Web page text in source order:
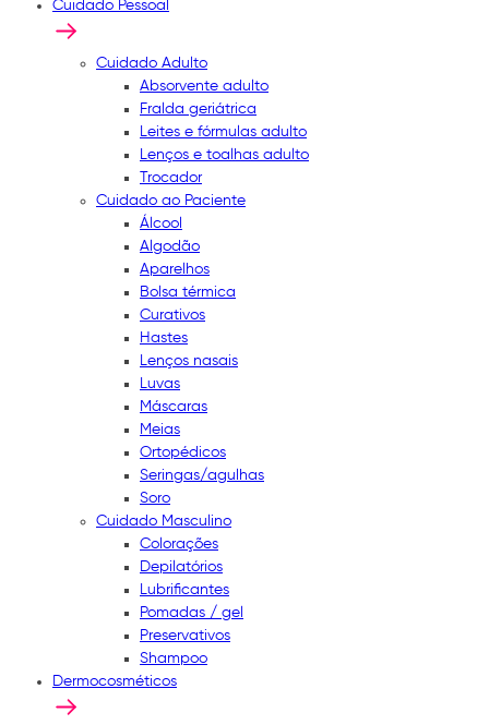
Cuidado Pessoal
Cuidado Adulto
Absorvente adulto
Fralda geriátrica
Leites e fórmulas adulto
Lenços e toalhas adulto
Trocador
Cuidado ao Paciente
Álcool
Algodão
Aparelhos
Bolsa térmica
Curativos
Hastes
Lenços nasais
Luvas
Máscaras
Meias
Ortopédicos
Seringas/agulhas
Soro
Cuidado Masculino
Colorações
Depilatórios
Lubrificantes
Pomadas / gel
Preservativos
Shampoo
Dermocosméticos